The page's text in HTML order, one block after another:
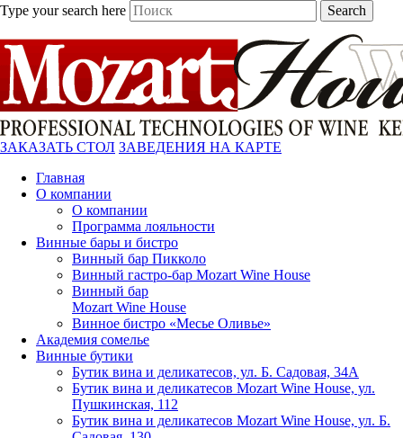
Type your search here Search
ЗАКАЗАТЬ СТОЛ ЗАВЕДЕНИЯ НА КАРТЕ
Главная
О компании
О компании
Программа лояльности
Винные бары и бистро
Винный бар Пикколо
Винный гастро-бар Mozart Wine House
Винный бар
Mozart Wine House
Винное бистро «Месье Оливье»
Академия сомелье
Винные бутики
Бутик вина и деликатесов, ул. Б. Садовая, 34А
Бутик вина и деликатесов Mozart Wine House, ул.
Пушкинская, 112
Бутик вина и деликатесов Mozart Wine House, ул. Б.